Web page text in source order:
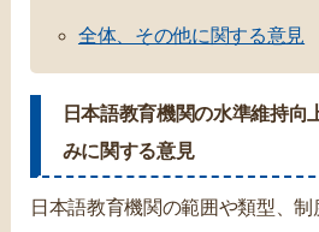
全体、その他に関する意見
日本語教育機関の水準維持向
みに関する意見
日本語教育機関の範囲や類型、